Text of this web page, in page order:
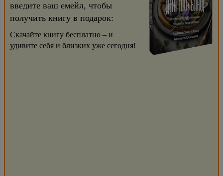
введите ваш емейл, чтобы
получить книгу в подарок:
Скачайте книгу бесплатно – и
удивите себя и близких уже сегодня!